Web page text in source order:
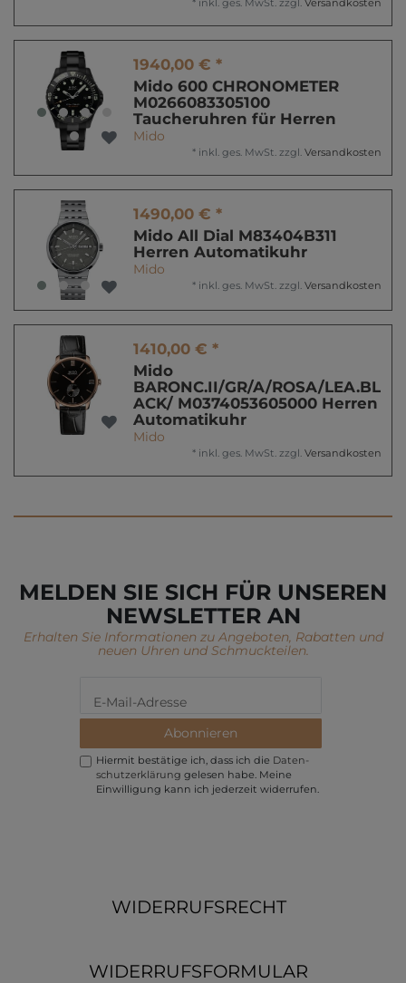
* inkl. ges. MwSt. zzgl. Versandkosten
1940,00 € *
Mido 600 CHRONOMETER
M0266083305100
Taucheruhren für Herren
Mido
* inkl. ges. MwSt. zzgl. Versandkosten
1490,00 € *
Mido All Dial M83404B311
Herren Automatikuhr
Mido
* inkl. ges. MwSt. zzgl. Versandkosten
1410,00 € *
Mido
BARONC.II/GR/A/ROSA/LEA.BL
ACK/ M0374053605000 Herren
Automatikuhr
Mido
* inkl. ges. MwSt. zzgl. Versandkosten
MELDEN SIE SICH FÜR UNSEREN
NEWSLETTER AN
Erhalten Sie Informationen zu Angeboten, Rabatten und
neuen Uhren und Schmuckteilen.
Abonnieren
Hiermit bestätige ich, dass ich die Daten­
schutz­erklärung gelesen habe. Meine
Einwilligung kann ich jederzeit widerrufen.
WIDERRUFSRECHT
WIDERRUFSFORMULAR